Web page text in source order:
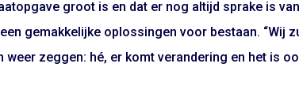
groot is en dat er nog altijd sprake is
gemakkelijke oplossingen voor bestaan. “Wij
weer zeggen: hé, er komt verandering en het is